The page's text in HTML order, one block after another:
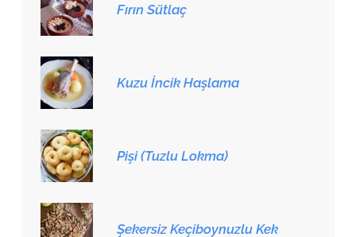
Fırın Sütlaç
Kuzu İncik Haşlama
Pişi (Tuzlu Lokma)
Şekersiz Keçiboynuzlu Kek